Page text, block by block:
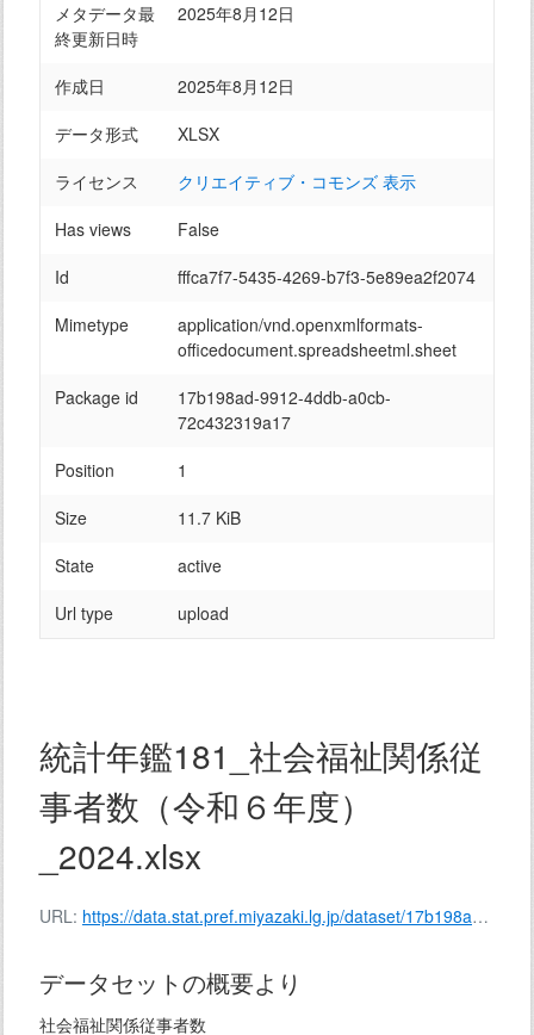
統計年鑑181_社会福祉関係従
事者数（令和６年度）
_2024.xlsx
URL: https://data.stat.pref.miyazaki.lg.jp/dataset/17b198ad-9912-4ddb-a0cb-72c432319a17/resource/fffca7f7-5435-4269-b7f3-5e89ea2f2074/download/141-181.xlsx
データセットの概要より
社会福祉関係従事者数
メタデータ最
終更新日時
2025年8月12日
作成日
2025年8月12日
データ形式
XLSX
ライセンス
クリエイティブ・コモンズ 表示
Has views
False
Id
fffca7f7-5435-4269-b7f3-5e89ea2f2074
Mimetype
application/vnd.openxmlformats-
officedocument.spreadsheetml.sheet
Package id
17b198ad-9912-4ddb-a0cb-
72c432319a17
Position
1
Size
11.7 KiB
State
active
Url type
upload